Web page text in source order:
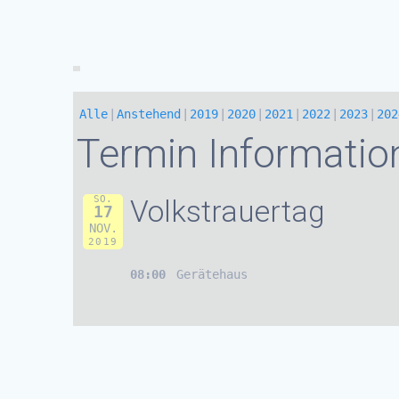
Alle Anstehend 2019 2020 2021 2022 2023
Termin
SO.
17
NOV.
2019
Volkstrauertag
08:00 Gerätehaus